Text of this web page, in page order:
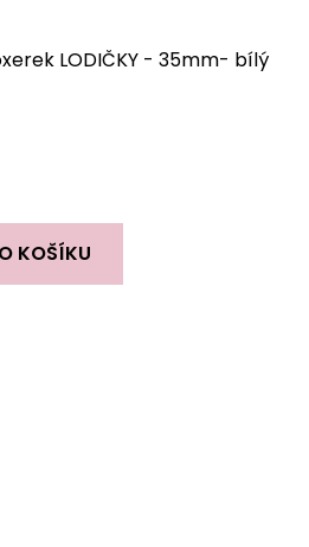
LODIČKY - 35mm- bílý
KOŠÍKU